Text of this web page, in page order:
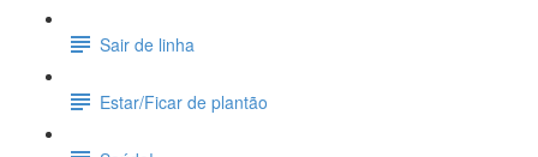
Sair de linha
Estar/Ficar de plantão